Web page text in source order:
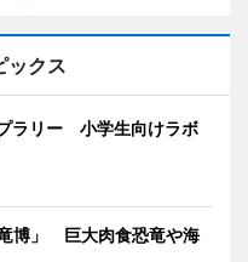
ックス
ラリー 小学生向けラボ
博」 巨大肉食恐竜や海